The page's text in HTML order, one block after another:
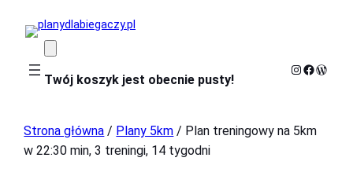
Twój koszyk jest obecnie pusty!
Instagram
Strona główna / Plany 5km / Plan treningowy na 5km
w 22:30 min, 3 treningi, 14 tygodni